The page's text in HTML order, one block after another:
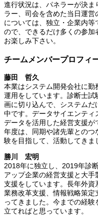
進行状況は、パネラーが決
ラー、司会を含めた当日運
については、独立・企業内
ので、できるだけ多くの参加
お楽しみ下さい。
チームメンバープロフィ
藤田 哲久
本業はシステム開発会社に
運用をしています。診断士
画に切り込んで、システム
中です。データサイエンティ
データを活用した経営支援
年度は、同期や諸先輩との
験を目指して、活動してきま
勝川 宏明
2018年に独立し、2019年診
アップ企業の経営支援と大
支援をしています。長年外
業務改革支援、情報戦略策
ってきました。今までの経
立てればと思っています。